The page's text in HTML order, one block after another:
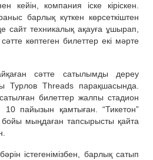
кейін, компания іске кіріскен.
барлық күткен көрсеткіштен
сайт техникалық ақауға ұшырап,
көптеген билеттер екі мәрте
сәтте сатылымды дереу
Турлов Threads парақшасында.
билеттер жалпы стадион
пайызын қамтыған. “Тикетон”
мыңдаған тапсырысты қайта
істегенімізбен, барлық сатып